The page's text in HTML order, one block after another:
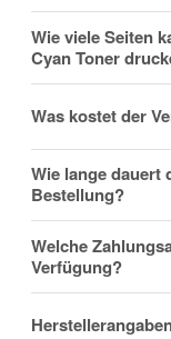
Nachname
Firma
Wie viele Seiten
Cyan Toner
Was kostet der
Wie lange dauert
Bestellung?
Welche
Verfügung?